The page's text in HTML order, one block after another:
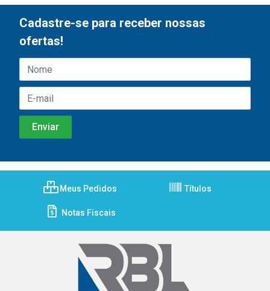
Cadastre-se para receber nossas
ofertas!
Meus Pedidos Títulos
Notas Fiscais